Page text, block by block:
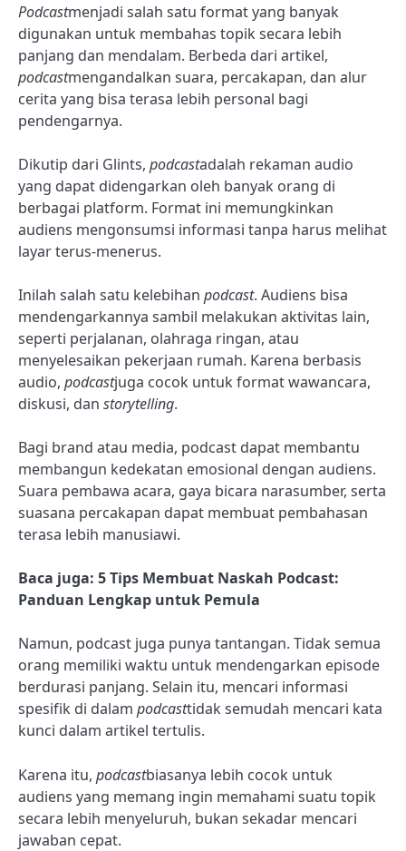
Podcastmenjadi salah satu format yang banyak
digunakan untuk membahas topik secara lebih
panjang dan mendalam. Berbeda dari artikel,
podcastmengandalkan suara, percakapan, dan alur
cerita yang bisa terasa lebih personal bagi
pendengarnya.
Dikutip dari Glints, podcastadalah rekaman audio
yang dapat didengarkan oleh banyak orang di
berbagai platform. Format ini memungkinkan
audiens mengonsumsi informasi tanpa harus melihat
layar terus-menerus.
Inilah salah satu kelebihan podcast. Audiens bisa
mendengarkannya sambil melakukan aktivitas lain,
seperti perjalanan, olahraga ringan, atau
menyelesaikan pekerjaan rumah. Karena berbasis
audio, podcastjuga cocok untuk format wawancara,
diskusi, dan storytelling.
Bagi brand atau media, podcast dapat membantu
membangun kedekatan emosional dengan audiens.
Suara pembawa acara, gaya bicara narasumber, serta
suasana percakapan dapat membuat pembahasan
terasa lebih manusiawi.
Baca juga: 5 Tips Membuat Naskah Podcast:
Panduan Lengkap untuk Pemula
Namun, podcast juga punya tantangan. Tidak semua
orang memiliki waktu untuk mendengarkan episode
berdurasi panjang. Selain itu, mencari informasi
spesifik di dalam podcasttidak semudah mencari kata
kunci dalam artikel tertulis.
Karena itu, podcastbiasanya lebih cocok untuk
audiens yang memang ingin memahami suatu topik
secara lebih menyeluruh, bukan sekadar mencari
jawaban cepat.